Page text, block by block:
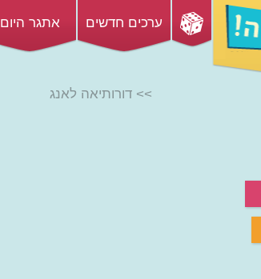
ערכים חדשים אתגר היום
>> דורותיאה לאנג